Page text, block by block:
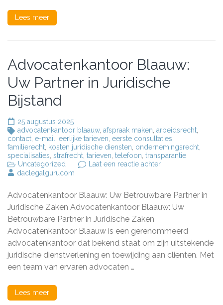
Lees meer
Advocatenkantoor Blaauw:
Uw Partner in Juridische
Bijstand
25 augustus 2025
advocatenkantoor blaauw, afspraak maken, arbeidsrecht,
contact, e-mail, eerlijke tarieven, eerste consultaties,
familierecht, kosten juridische diensten, ondernemingsrecht,
specialisaties, strafrecht, tarieven, telefoon, transparantie
Uncategorized
Laat een reactie achterop
Partner
in
daclegalgurucom
Advocatenkantoor Blaauw: Uw Betrouwbare Partner in
Juridische Zaken Advocatenkantoor Blaauw: Uw
Betrouwbare Partner in Juridische Zaken
Advocatenkantoor Blaauw is een gerenommeerd
advocatenkantoor dat bekend staat om zijn uitstekende
juridische dienstverlening en toewijding aan cliënten. Met
een team van ervaren advocaten …
Lees meer